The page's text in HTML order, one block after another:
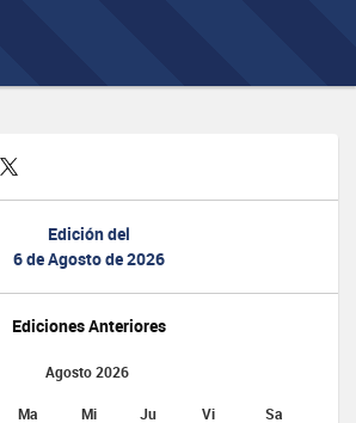
Edición del
6 de Agosto de 2026
Ediciones Anteriores
Agosto 2026
Ma Mi Ju Vi Sa